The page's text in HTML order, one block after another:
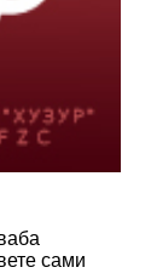
сами